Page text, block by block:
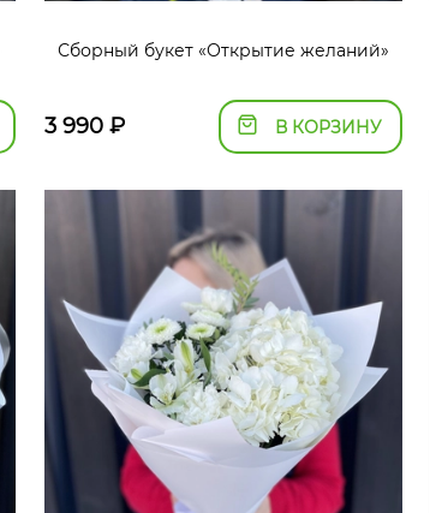
Сборный букет «Открытие желаний»
3 990₽ В КОРЗИНУ